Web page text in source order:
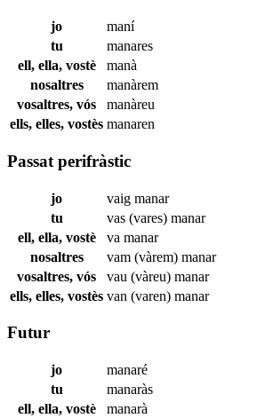
jo
maní
tu
manares
ell, ella, vostè
manà
nosaltres
manàrem
vosaltres, vós
manàreu
ells, elles, vostès manaren
Passat perifràstic
jo vaig manar
tu
vas (vares) manar
ell, ella, vostè
va manar
nosaltres
vam (vàrem) manar
vosaltres, vós
vau (vàreu) manar
ells, elles, vostès van (varen) manar
Futur
jo
manaré
tu
manaràs
ell, ella, vostè
manarà